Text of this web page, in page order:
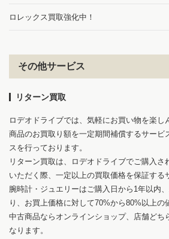
ロレックス買取強化中！
その他サービス
リターン買取
ロデオドライブでは、気軽にお買い物を楽し
商品のお買取り額を一定期間補償するサービ
スを行っております。
リターン買取は、ロデオドライブでご購入さ
いただく際、一定以上の買取価格を保証する
腕時計・ジュエリーはご購入日から1年以内
り、お買上価格に対して70%から80%以上の
中古商品ならオンラインショップ、店舗どち
なります。